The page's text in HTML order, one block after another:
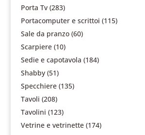
Porta Tv (283)
Portacomputer e scrittoi (115)
Sale da pranzo (60)
Scarpiere (10)
Sedie e capotavola (184)
Shabby (51)
Specchiere (135)
Tavoli (208)
Tavolini (123)
Vetrine e vetrinette (174)